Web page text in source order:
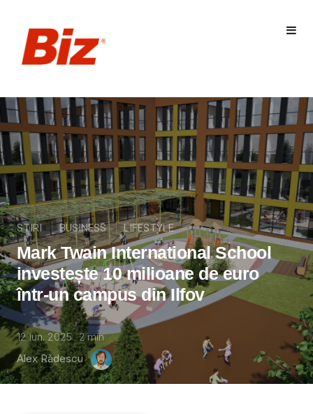
STIRI BUSINESS LIFESTYLE
Mark Twain International School
investește 10 milioane de euro
într-un campus din Ilfov
12 iun. 2025 2min
Alex Rădescu